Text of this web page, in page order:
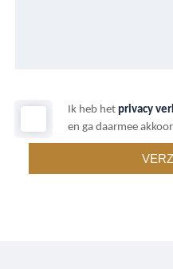
Ik heb het privacy
en ga daarmee